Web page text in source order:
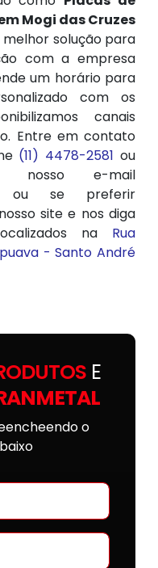
Mogi das Cruzes
melhor solução para
com a empresa
um horário para
com os
canais
Entre em contato
(11) 4478-2581 ou
e-mail
ou se preferir
site e nos diga
na Rua
- Santo André
E
o